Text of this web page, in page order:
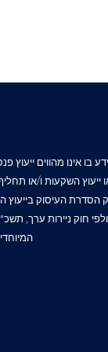
אינו מהווים ייעוץ
או ייעוץ השקעות ו/או
הסדרת העיסוק בייעוץ